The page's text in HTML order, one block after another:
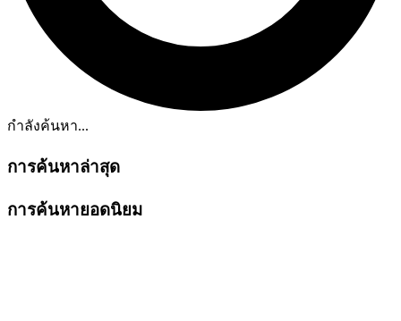
กำลังค้นหา...
การค้นหาล่าสุด
การค้นหายอดนิยม